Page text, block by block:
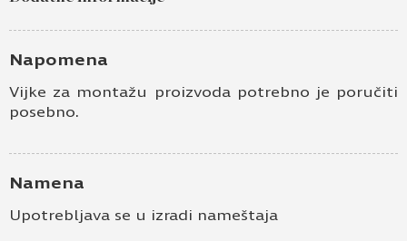
Napomena
Vijke za montažu proizvoda potrebno je poručiti
posebno.
Namena
Upotrebljava se u izradi nameštaja